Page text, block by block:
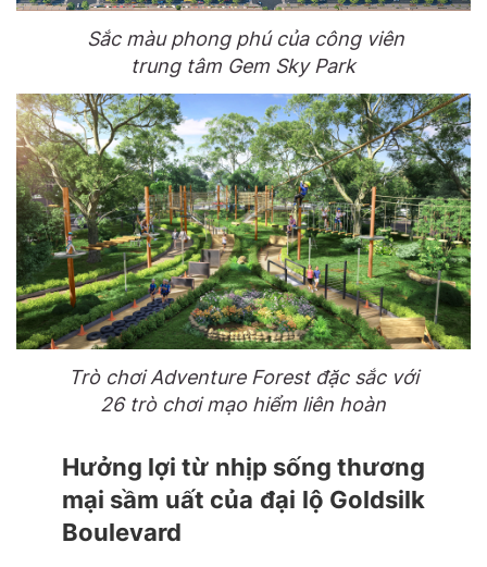
Sắc màu phong phú của công viên
trung tâm Gem Sky Park
Trò chơi Adventure Forest đặc sắc với
26 trò chơi mạo hiểm liên hoàn
Hưởng lợi từ nhịp sống thương
mại sầm uất của đại lộ Goldsilk
Boulevard